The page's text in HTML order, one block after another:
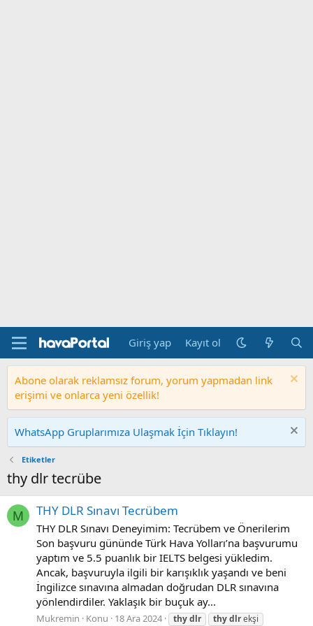
Giriş yap Kayıt ol
Abone olarak reklamsız forum, yorum yapmadan link
erişimi ve onlarca yeni özellik!
WhatsApp Gruplarımıza Ulaşmak İçin Tıklayın!
Etiketler
thy dlr tecrübe
M THY DLR Sınavı Tecrübem
THY DLR Sınavı Deneyimim: Tecrübem ve Önerilerim
Son başvuru gününde Türk Hava Yolları’na başvurumu
yaptım ve 5.5 puanlık bir IELTS belgesi yükledim.
Ancak, başvuruyla ilgili bir karışıklık yaşandı ve beni
İngilizce sınavına almadan doğrudan DLR sınavına
yönlendirdiler. Yaklaşık bir buçuk ay...
Mukremin Konu 18 Ara 2024 thydlr thydlrekşi